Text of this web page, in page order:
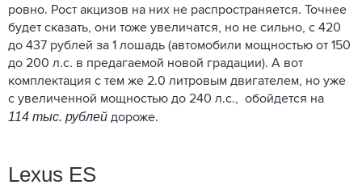
ровно. Рост акцизов на них не распространяется. Точнее
будет сказать, они тоже увеличатся, но не сильно, с 420
до 437 рублей за 1 лошадь (автомобили мощностью от 150
до 200 л.с. в предагаемой новой градации). А вот
комплектация с тем же 2.0 литровым двигателем, но уже
с увеличенной мощностью до 240 л.с., обойдется на
114 тыс. рублей дороже.
Lexus ES